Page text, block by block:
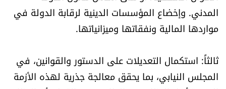
المدني. وإخضاع المؤسسات الدينية لرقابة الدولة في
مواردها المالية ونفقاتها وميزانياتها.
ثالثاً: استكمال التعديلات على الدستور والقوانين، في
المجلس النيابي، بما يحقق معالجة جذرية لهذه الأزمة